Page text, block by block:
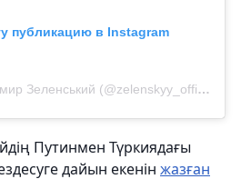
публикацию в Instagram
Публикация от Володимир Зеленський (@zelenskyy_official)
Путинмен Түркиядағы
дайын екенін жазған